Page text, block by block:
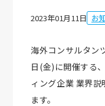
2023年01月11日 お
海外コンサルタン
日(金)に開催する
ィング企業 業界
ます。